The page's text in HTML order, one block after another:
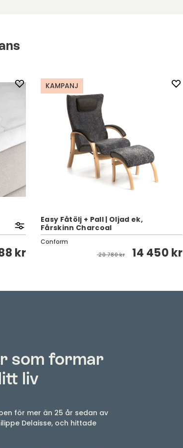
kr
KAMPANJ
Easy Fåtölj + Pall | Oljad ek,
Fårskinn Charcoal
Conform
20 780 kr 14 450 kr
som formar
liv
för mer än 25 år sedan av
Delaisse, och hittade